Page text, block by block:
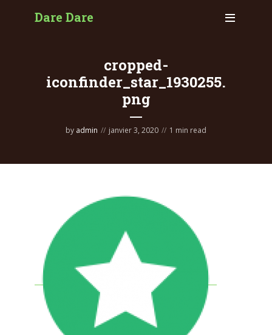
Dare Dare
cropped-
iconfinder_star_1930255.
png
by admin janvier 3, 2020 1 min read